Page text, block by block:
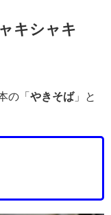
キシャキ
の「やきそば」と